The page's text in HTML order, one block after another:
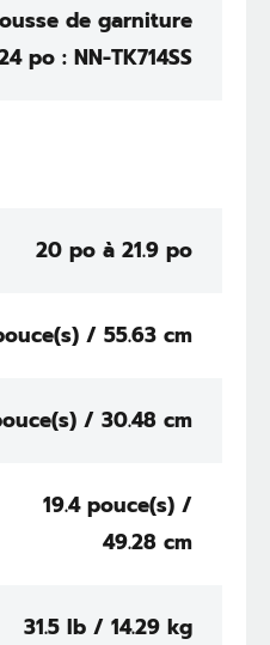
de garniture
po : NN-TK714SS
20 po à 21.9 po
/ 55.63 cm
/ 30.48 cm
19.4 pouce(s) /
49.28 cm
31.5 lb / 14.29 kg